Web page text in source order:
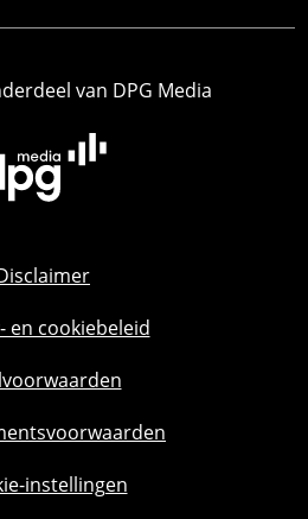
van DPG Media
en cookiebeleid
instellingen